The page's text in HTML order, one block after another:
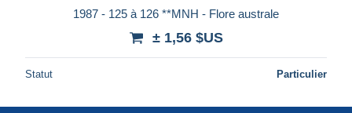
1987 - 125 à 126 **MNH - Flore australe
± 1,56 $US
Statut Particulier